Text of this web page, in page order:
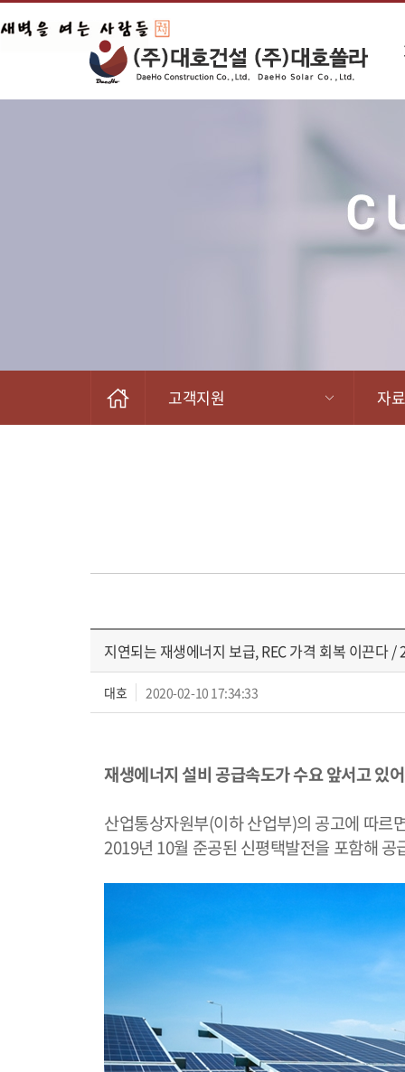
고객지원 자
지연되는 재생에너지 보급, REC 가격 회복 이끈다
대호 2020-02-10 17:34:33
재생에너지 설비 공급속도가 수요 앞서고 있어
산업통상자원부(이하 산업부)의 공고에 따
2019년 10월 준공된 신평택발전을 포함해